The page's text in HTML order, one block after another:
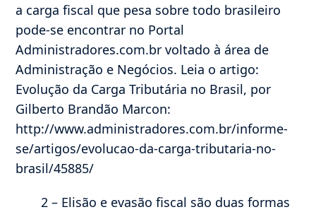
a carga fiscal que pesa sobre todo brasileiro
pode-se encontrar no Portal
Administradores.com.br voltado à área de
Administração e Negócios. Leia o artigo:
Evolução da Carga Tributária no Brasil, por
Gilberto Brandão Marcon:
http://www.administradores.com.br/informe-
se/artigos/evolucao-da-carga-tributaria-no-
brasil/45885/
2 – Elisão e evasão fiscal são duas formas